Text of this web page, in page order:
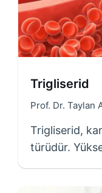
Trigliserid
Prof. Dr. Taylan
Trigliserid,
türüdür.